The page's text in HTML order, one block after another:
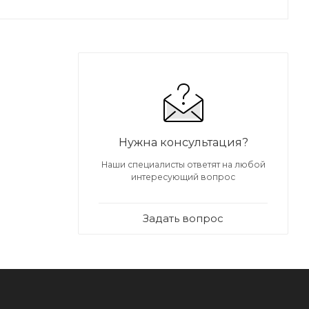
Нужна консультация?
Наши специалисты ответят на любой
интересующий вопрос
Задать вопрос